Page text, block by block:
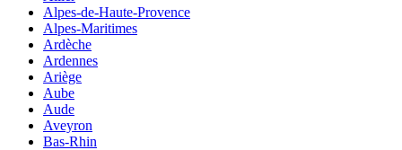
Alpes-de-Haute-Provence
Alpes-Maritimes
Ardèche
Ardennes
Ariège
Aube
Aude
Aveyron
Bas-Rhin